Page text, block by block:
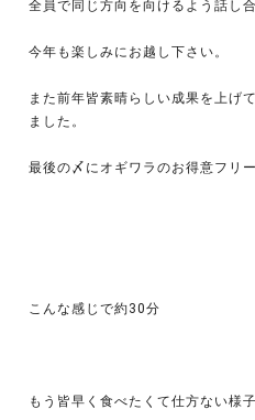
全員で同じ方向を向けるよう話し合
今年も楽しみにお越し下さい。
また前年皆素晴らしい成果を上げ
ました。
最後の〆にオギワラのお得意フリ
こんな感じで約30分
もう皆早く食べたくて仕方ない様